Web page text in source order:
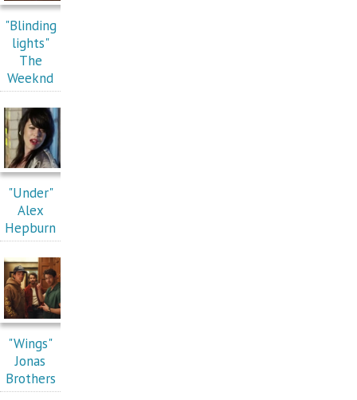
"Blinding
lights"
The
Weeknd
"Under"
Alex
Hepburn
"Wings"
Jonas
Brothers